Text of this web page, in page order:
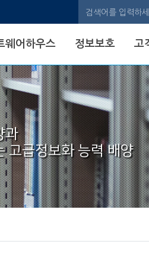
웨어하우스 정보보호 고
과
고급정보화 능력 배양